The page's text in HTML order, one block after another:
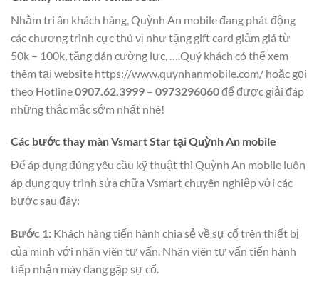
Nhằm tri ân khách hàng, Quỳnh An mobile đang phát động
các chương trình cực thú vị như tặng gift card giảm giá từ
50k – 100k, tặng dán cường lực, ….Quý khách có thể xem
thêm tại website https://www.quynhanmobile.com/ hoặc gọi
theo Hotline0907.62.3999 – 0973296060để được giải đáp
những thắc mắc sớm nhất nhé!
Các bước thay màn Vsmart Star tại Quỳnh An mobile
Để áp dụng đúng yêu cầu kỹ thuật thì Quỳnh An mobile luôn
áp dụng quy trình sửa chữa Vsmart chuyên nghiệp với các
bước sau đây:
Bước 1: Khách hàng tiến hành chia sẻ về sự cố trên thiết bị
của mình với nhân viên tư vấn. Nhân viên tư vấn tiến hành
tiếp nhận máy đang gặp sự cố.